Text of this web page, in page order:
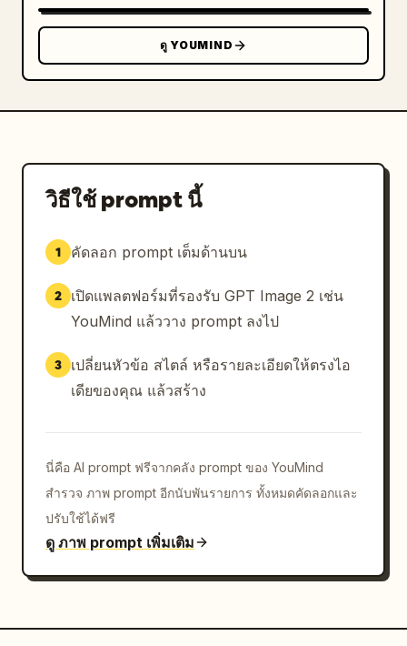
        }
      },
      {
        "position": "ล่างขวา",
พอร์ตการลงทุน พื้นหลังสีขาวและสีฟ้าอ่อนสะอาดตา",
        "copy": {
          "logo": "M MoneyPath",
今はじめる資産形成 ",
ง่าย ปลอดภัย แม้สำหรับมือใหม่",
          "badge": "รับคะแนนมูลค่า 1,000 เยน
          "bottom_features": [
            "เริ่มต้นเพียง 100 เยน",
          ]
        }
      }
    ]
}
ดู YOUMIND
วิธีใช้ prompt นี้
1 คัดลอก prompt เต็มด้านบน
2
เปิดแพลตฟอร์มที่รองรับ GPT Image 2 เช่น
YouMind แล้ววาง prompt ลงไป
3
เปลี่ยนหัวข้อ สไตล์ หรือรายละเอียดให้ตรงไอ
เดียของคุณ แล้วสร้าง
นี่คือ AI prompt ฟรีจากคลัง prompt ของ YouMind
สำรวจ ภาพ prompt อีกนับพันรายการ ทั้งหมดคัดลอกและ
ปรับใช้ได้ฟรี
ดู ภาพ prompt เพิ่มเติม